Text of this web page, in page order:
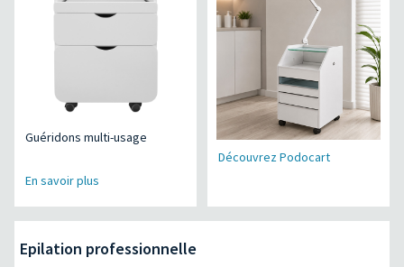
Guéridons multi-usage
En savoir plus
Découvrez Podocart
Epilation professionnelle